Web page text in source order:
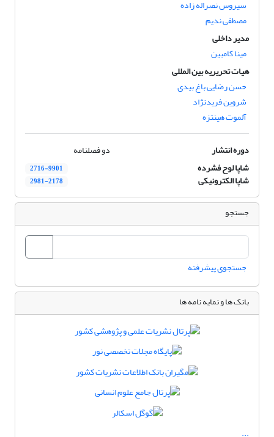
سیروس نصراله زاده
مصطفی ندیم
مدیر داخلی
مینا کامبین
هیات تحریریه بین المللی
حسن رضایی باغ بیدی
شروین فریدنژاد
آلموت هینتزه
دوره انتشار
دو فصلنامه
شاپا لوح فشرده
2716-9901
شاپا الکترونیکی 2981-2178
جستجو
جستجوی پیشرفته
بانک ها و نمایه نامه ها
...